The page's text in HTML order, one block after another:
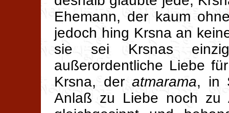
Ehemann, der kaum
jedoch hing Krsna an
sie sei Krsnas
außerordentliche Liebe
Krsna, der atmarama, in
Anlaß zu Liebe noch zu